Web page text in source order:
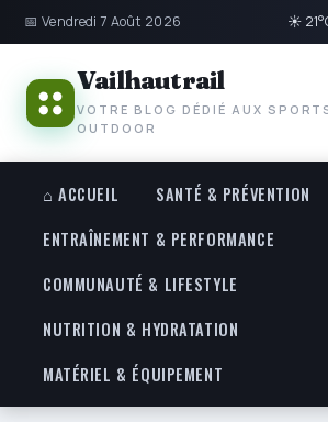
📅 Vendredi 7 Août 2026 ☀
Vailhautrail
VOTRE BLOG DÉDIÉ AUX
OUTDOOR
⌂ ACCUEIL
SANTÉ & PRÉVENTION
ENTRAÎNEMENT & PERFORMANCE
COMMUNAUTÉ & LIFESTYLE
NUTRITION & HYDRATATION
MATÉRIEL & ÉQUIPEMENT